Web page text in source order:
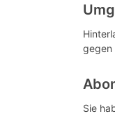
gegen
Sie